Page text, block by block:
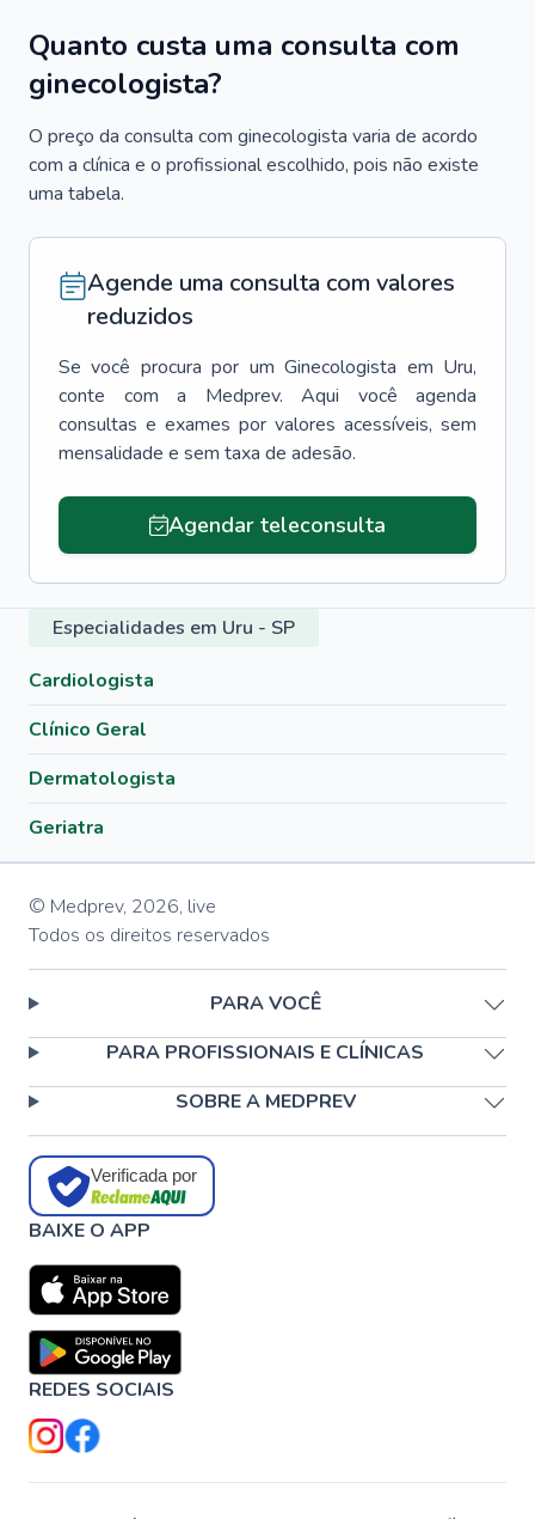
Quanto custa uma consulta com
ginecologista?
O preço da consulta com ginecologista varia de acordo
com a clínica e o profissional escolhido, pois não existe
uma tabela.
Agende uma consulta com valores
reduzidos
Se você procura por um Ginecologista em Uru,
conte com a Medprev. Aqui você agenda
consultas e exames por valores acessíveis, sem
mensalidade e sem taxa de adesão.
Agendar teleconsulta
Especialidades em Uru - SP
Cardiologista
Clínico Geral
Dermatologista
Geriatra
© Medprev, 2026, live
Todos os direitos reservados
PARA VOCÊ
PARA PROFISSIONAIS E CLÍNICAS
SOBRE A MEDPREV
Verificada por
BAIXE O APP
REDES SOCIAIS